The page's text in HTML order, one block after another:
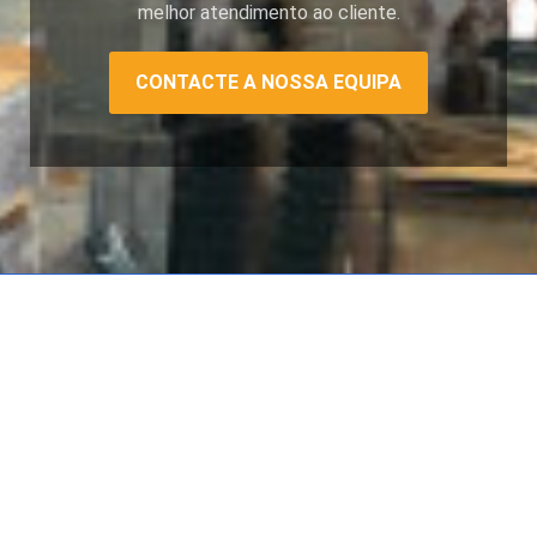
melhor atendimento ao cliente.
CONTACTE A NOSSA EQUIPA